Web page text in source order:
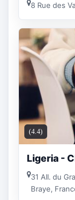
8 Rue des
(4.4)
Ligeria -
31 All. du
Braye,